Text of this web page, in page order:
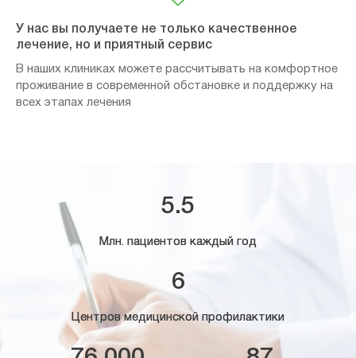
У нас вы получаете не только качественное
лечение, но и приятный сервис
В наших клиниках можете рассчитывать на комфортное
проживание в современной обстановке и поддержку на
всех этапах лечения
5.5
Млн. пациентов каждый год
6
Центров медицинской профилактики